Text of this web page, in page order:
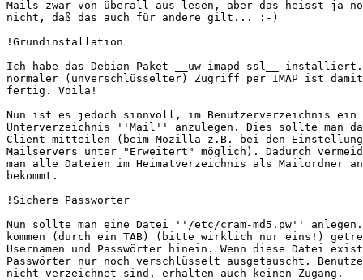
Mails zwar von überall aus lesen, aber das heisst ja
nicht, daß das auch für andere gilt... :-)
!Grundinstallation
Ich habe das Debian-Paket __uw-imapd-ssl__
normaler (unverschlüsselter) Zugriff per IMAP ist damit
fertig. Voila!
Nun ist es jedoch sinnvoll, im Benutzerverzeichnis ein
Unterverzeichnis ''Mail'' anzulegen. Dies sollte man
Client mitteilen (beim Mozilla z.B. bei den
Mailservers unter "Erweitert" möglich). Dadurch
man alle Dateien im Heimatverzeichnis als Mailordner
bekommt.
!Sichere Passwörter
Nun sollte man eine Datei ''/etc/cram-md5.pw''
kommen (durch ein TAB) (bitte wirklich nur eins!)
Usernamen und Passwörter hinein. Wenn diese Datei
Passwörter nur noch verschlüsselt ausgetauscht.
nicht verzeichnet sind, erhalten auch keinen Zugang.